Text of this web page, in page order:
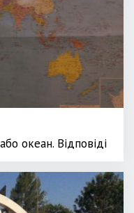
океан. Відповіді